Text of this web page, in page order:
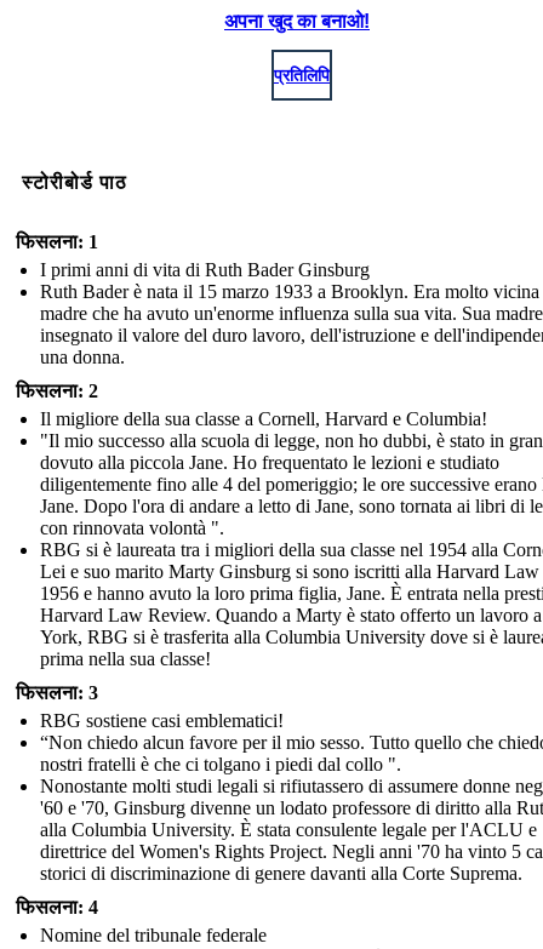
अपना खुद का बनाओ!
प्रतिलिपि
स्टोरीबोर्ड पाठ
फिसलना: 1
I primi anni di vita di Ruth Bader Ginsburg
Ruth Bader è nata il 15 marzo 1933 a Brooklyn. Era molto vicina
madre che ha avuto un'enorme influenza sulla sua vita. Sua
insegnato il valore del duro lavoro, dell'istruzione e
una donna.
फिसलना: 2
Il migliore della sua classe a Cornell, Harvard e Columbia!
"Il mio successo alla scuola di legge, non ho dubbi, è stato in
dovuto alla piccola Jane. Ho frequentato le lezioni e studiato
diligentemente fino alle 4 del pomeriggio; le ore successive
Jane. Dopo l'ora di andare a letto di Jane, sono tornata ai libri di
con rinnovata volontà ".
RBG si è laureata tra i migliori della sua classe nel 1954 alla
Lei e suo marito Marty Ginsburg si sono iscritti alla Harvard Law
1956 e hanno avuto la loro prima figlia, Jane. È entrata nella
Harvard Law Review. Quando a Marty è stato offerto un lavoro
York, RBG si è trasferita alla Columbia University dove si è
prima nella sua classe!
फिसलना: 3
RBG sostiene casi emblematici!
“Non chiedo alcun favore per il mio sesso. Tutto quello che
nostri fratelli è che ci tolgano i piedi dal collo ".
Nonostante molti studi legali si rifiutassero di assumere donne
'60 e '70, Ginsburg divenne un lodato professore di diritto alla
alla Columbia University. È stata consulente legale per l'ACLU e
direttrice del Women's Rights Project. Negli anni '70 ha vinto 5
storici di discriminazione di genere davanti alla Corte Suprema.
फिसलना: 4
Nomine del tribunale federale